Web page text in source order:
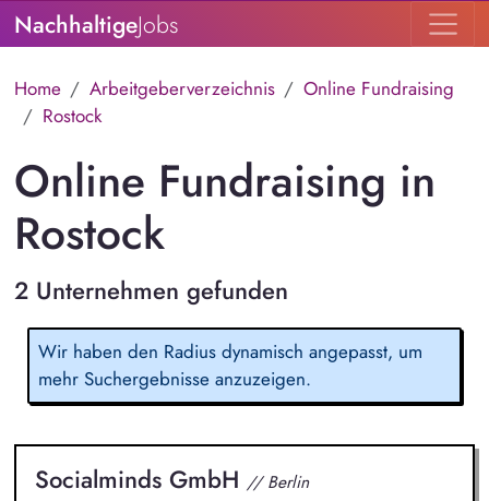
NachhaltigeJobs
Home Arbeitgeberverzeichnis
Online Fundraising
Rostock
Online Fundraising in
Rostock
2 Unternehmen gefunden
Wir haben den Radius dynamisch angepasst, um
mehr Suchergebnisse anzuzeigen.
Socialminds GmbH // Berlin